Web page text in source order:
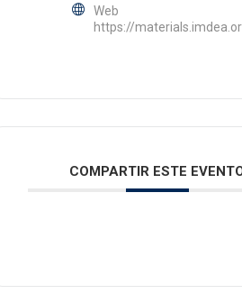
Web
https://
COMPARTIR ESTE